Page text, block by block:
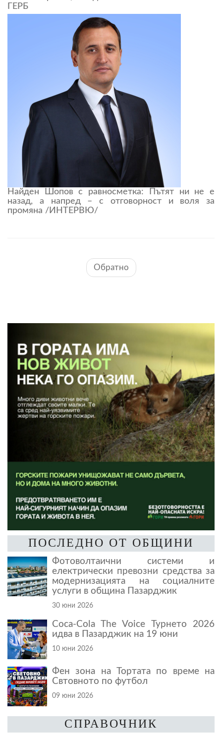
ГЕРБ
Найден Шопов с равносметка: Пътят ни не е
назад, а напред – с отговорност и воля за
промяна /ИНТЕРВЮ/
Обратно
ПОСЛЕДНО ОТ ОБЩИНИ
Фотоволтаични системи и
електрически превозни средства за
модернизацията на социалните
услуги в община Пазарджик
30 юни 2026
Coca-Cola The Voice Турнето 2026
идва в Пазарджик на 19 юни
10 юни 2026
Фен зона на Тортата по време на
Свтовното по футбол
09 юни 2026
СПРАВОЧНИК